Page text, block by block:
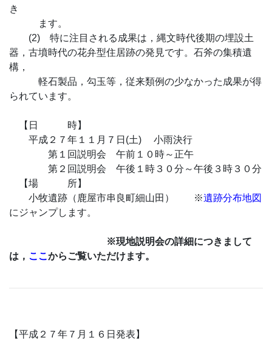
き
ます。
(2) 特に注目される成果は，縄文時代後期の埋設土
器，古墳時代の花弁型住居跡の発見です。石斧の集積遺
構，
軽石製品，勾玉等，従来類例の少なかった成果が得
られています。
【日 時】
平成２７年１１月７日(土) 小雨決行
第１回説明会 午前１０時～正午
第２回説明会 午後１時３０分～午後３時３０分
【場 所】
小牧遺跡（鹿屋市串良町細山田） ※遺跡分布地図
にジャンプします。
※現地説明会の詳細につきまして
は， ここ からご覧いただけます。
【平成２７年７月１６日発表】